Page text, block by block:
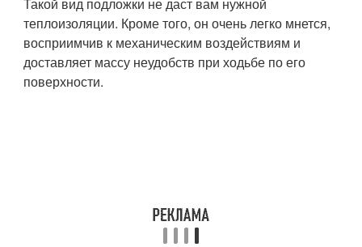
теплоизоляции. Кроме того, он очень легко мнется,
восприимчив к механическим воздействиям и
доставляет массу неудобств при ходьбе по его
поверхности.